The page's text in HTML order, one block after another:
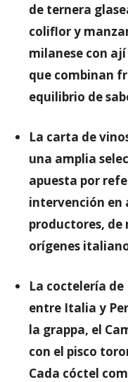
de ternera
coliflor y
milanese con
que combinan
equilibrio de
La carta de
una amplia
apuesta por
intervención en
productores, de
orígenes
La coctelería
entre Italia y
la grappa, el
con el pisco
Cada cóctel